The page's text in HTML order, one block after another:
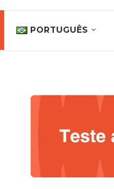
PORTUGUÊS